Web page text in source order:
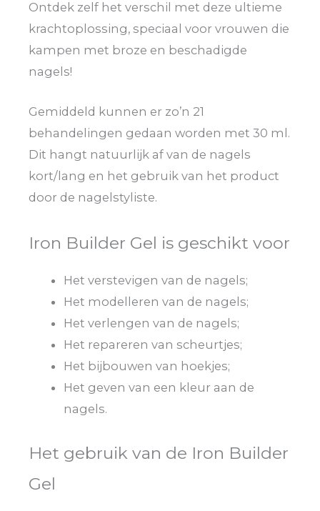
Ontdek zelf het verschil met deze ultieme
krachtoplossing, speciaal voor vrouwen die
kampen met broze en beschadigde
nagels!
Gemiddeld kunnen er zo’n 21
behandelingen gedaan worden met 30 ml.
Dit hangt natuurlijk af van de nagels
kort/lang en het gebruik van het product
door de nagelstyliste.
Iron Builder Gel is geschikt voor
Het verstevigen van de nagels;
Het modelleren van de nagels;
Het verlengen van de nagels;
Het repareren van scheurtjes;
Het bijbouwen van hoekjes;
Het geven van een kleur aan de
nagels.
Het gebruik van de Iron Builder
Gel